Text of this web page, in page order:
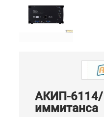
АКИП-6114/
иммитанса